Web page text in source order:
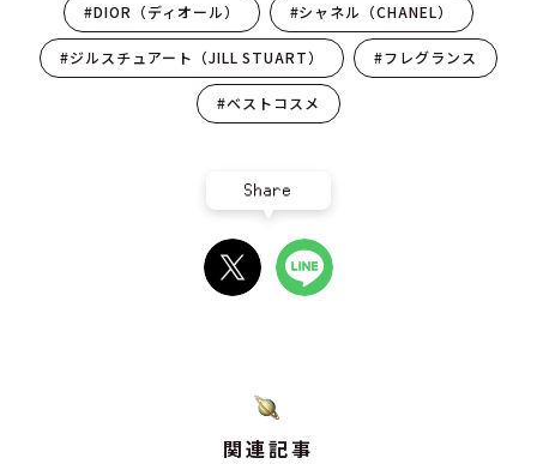
#DIOR（ディオール） #シャネル（CHANEL）
#ジルスチュアート（JILL STUART） #フレグランス
#ベストコスメ
Share
関連記事